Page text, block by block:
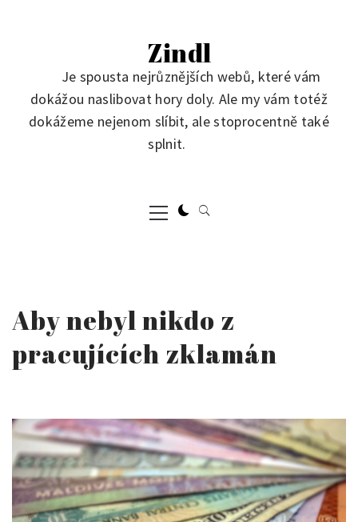
Zindl
Je spousta nejrůznějších webů, které vám
dokážou naslibovat hory doly. Ale my vám totéž
dokážeme nejenom slíbit, ale stoprocentně také
splnit.
Primary
Menu
Aby nebyl nikdo z
pracujících zklamán